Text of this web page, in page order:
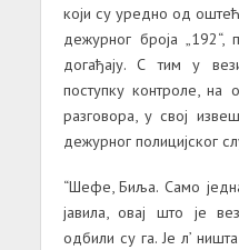
који су уредно од
дежурног броја „192“,
догађају. С тим у
поступку контроле, на
разговора, у свој
дежурног полицијског
“Шефе, Биља. Само
јавила, овај што је
одбили су га. Је л’